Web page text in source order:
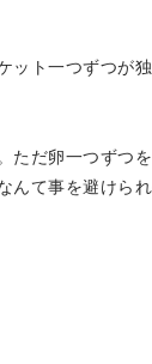
ット一つずつが
ただ卵一つずつ
んて事を避けら